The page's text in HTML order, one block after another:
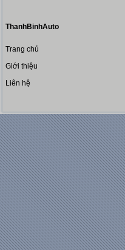
ThanhBinhAuto
Trang chủ
Giới thiệu
Liên hệ